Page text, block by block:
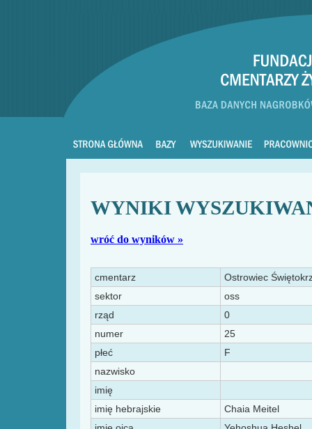
WYNIKI
wróć do wyników »
cmentarz
Ostrowiec
sektor
oss
rząd
0
numer
25
płeć
F
nazwisko
imię
imię hebrajskie
Chaia Meitel